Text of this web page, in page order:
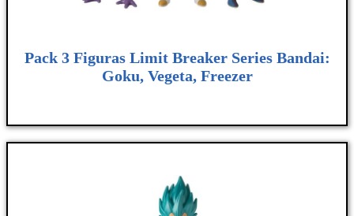
Pack 3 Figuras Limit Breaker Series Bandai:
Goku, Vegeta, Freezer